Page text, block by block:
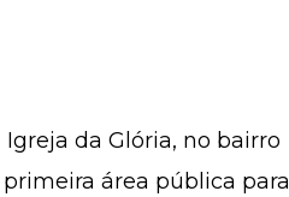
da Glória, no bairro
área pública para